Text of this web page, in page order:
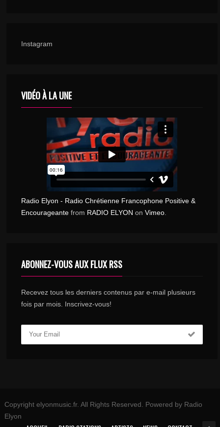
Instagram
VIDÉO À LA UNE
Radio Elyon - Radio Chrétienne Francophone Positive &
Encourageante from RADIO ELYON onVimeo
ABONNEZ-VOUS AUX FLUX RSS
Recevez tous les derniers contenus par e-mail plusieurs
fois par mois. Inscrivez-vous!
Copyright elyonmusic.fr. All Rights Reserved. Powered by Radio
Elyon